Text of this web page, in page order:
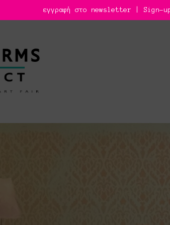
εγγραφή στο newsletter | Sign-